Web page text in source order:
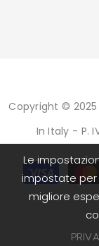
Copyright © 2025
In Italy - P.
Le
impostate per
migliore